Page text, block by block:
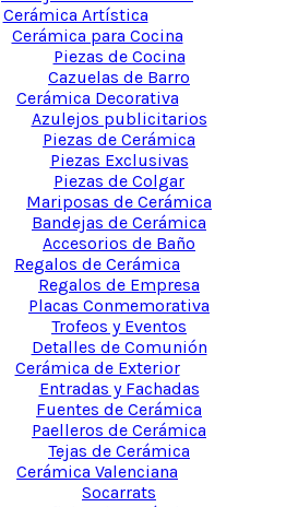
Cerámica Artística
Cerámica para Cocina
Piezas de Cocina
Cazuelas de Barro
Cerámica Decorativa
Azulejos publicitarios
Piezas de Cerámica
Piezas Exclusivas
Piezas de Colgar
Mariposas de Cerámica
Bandejas de Cerámica
Accesorios de Baño
Regalos de Cerámica
Regalos de Empresa
Placas Conmemorativa
Trofeos y Eventos
Detalles de Comunión
Cerámica de Exterior
Entradas y Fachadas
Fuentes de Cerámica
Paelleros de Cerámica
Tejas de Cerámica
Cerámica Valenciana
Socarrats